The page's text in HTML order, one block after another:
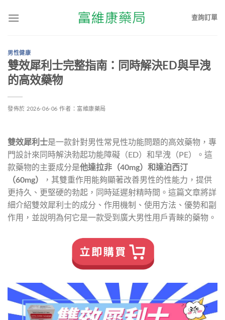
查詢訂單
男性健康
雙效犀利士完整指南：同時解決ED與早洩
的高效藥物
發佈於 2026-06-06 作者： 富維康藥局
雙效犀利士是一款針對男性常見性功能問題的高效藥物，專
門設計來同時解決勃起功能障礙（ED）和早洩（PE）。這
款藥物的主要成分是他達拉非（40mg）和達泊西汀
（60mg）
，其雙重作用能夠顯著改善男性的性能力，提供
更持久、更堅硬的勃起，同時延遲射精時間。這篇文章將詳
細介紹雙效犀利士的成分、作用機制、使用方法、優勢和副
作用，並說明為何它是一款受到廣大男性用戶青睞的藥物。